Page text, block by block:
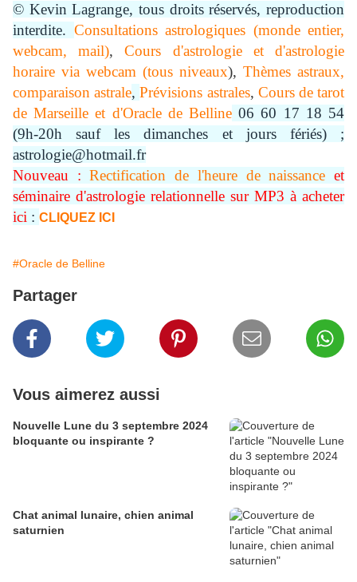
© Kevin Lagrange, tous droits réservés, reproduction
interdite. Consultations astrologiques (monde entier,
webcam, mail),Cours d'astrologie et d'astrologie
horaire via webcam (tous niveaux), Thèmes astraux,
comparaison astrale,Prévisions astrales, Cours de tarot
de Marseille et d'Oracle de Belline 06 60 17 18 54
(9h-20h sauf les dimanches et jours fériés) ;
astrologie@hotmail.fr
Nouveau :Rectification de l'heure de naissance et
séminaire d'astrologie relationnelle sur MP3 à acheter
ici : CLIQUEZ ICI
#Oracle de Belline
Partager
Vous aimerez aussi
Nouvelle Lune du 3 septembre 2024
bloquante ou inspirante ?
Chat animal lunaire, chien animal
saturnien